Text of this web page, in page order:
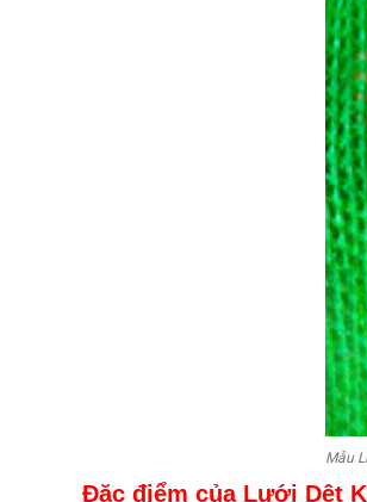
Mẫu
Đặc điểm của Lưới Dệt